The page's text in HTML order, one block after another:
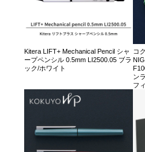
Kitera LIFT+ Mechanical Pencil シャ
ープペンシル 0.5mm LI2500.05 ブラ
ック/ホワイト
コ
ン
フ